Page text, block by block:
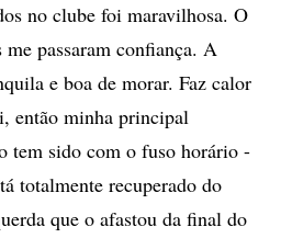
no clube foi maravilhosa. O
passaram confiança. A
e boa de morar. Faz calor
então minha principal
tem sido com o fuso horário -
totalmente recuperado do
que o afastou da final do